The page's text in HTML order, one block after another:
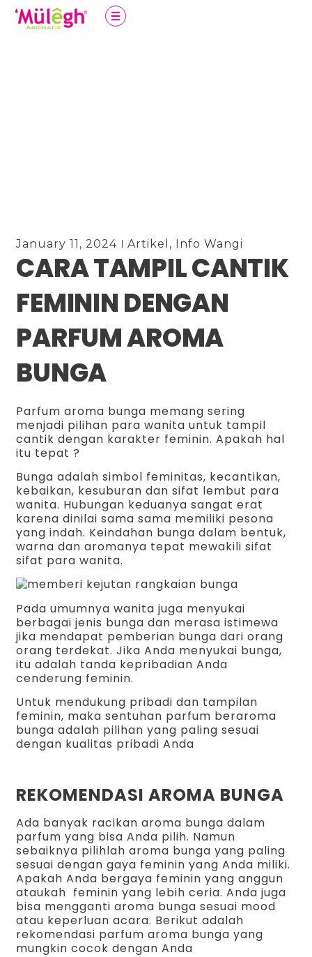
January 11, 2024 Artikel , Info Wangi
CARA TAMPIL CANTIK
FEMININ DENGAN
PARFUM AROMA
BUNGA
Parfum aroma bunga memang sering
menjadi pilihan para wanita untuk tampil
cantik dengan karakter feminin. Apakah hal
itu tepat ?
Bunga adalah simbol feminitas, kecantikan,
kebaikan, kesuburan dan sifat lembut para
wanita. Hubungan keduanya sangat erat
karena dinilai sama sama memiliki pesona
yang indah. Keindahan bunga dalam bentuk,
warna dan aromanya tepat mewakili sifat
sifat para wanita.
Pada umumnya wanita juga menyukai
berbagai jenis bunga dan merasa istimewa
jika mendapat pemberian bunga dari orang
orang terdekat. Jika Anda menyukai bunga,
itu adalah tanda kepribadian Anda
cenderung feminin.
Untuk mendukung pribadi dan tampilan
feminin, maka sentuhan parfum beraroma
bunga adalah pilihan yang paling sesuai
dengan kualitas pribadi Anda
REKOMENDASI AROMA BUNGA
Ada banyak racikan aroma bunga dalam
parfum yang bisa Anda pilih. Namun
sebaiknya pilihlah aroma bunga yang paling
sesuai dengan gaya feminin yang Anda miliki.
Apakah Anda bergaya feminin yang anggun
ataukah feminin yang lebih ceria. Anda juga
bisa mengganti aroma bunga sesuai mood
atau keperluan acara. Berikut adalah
rekomendasi parfum aroma bunga yang
mungkin cocok dengan Anda